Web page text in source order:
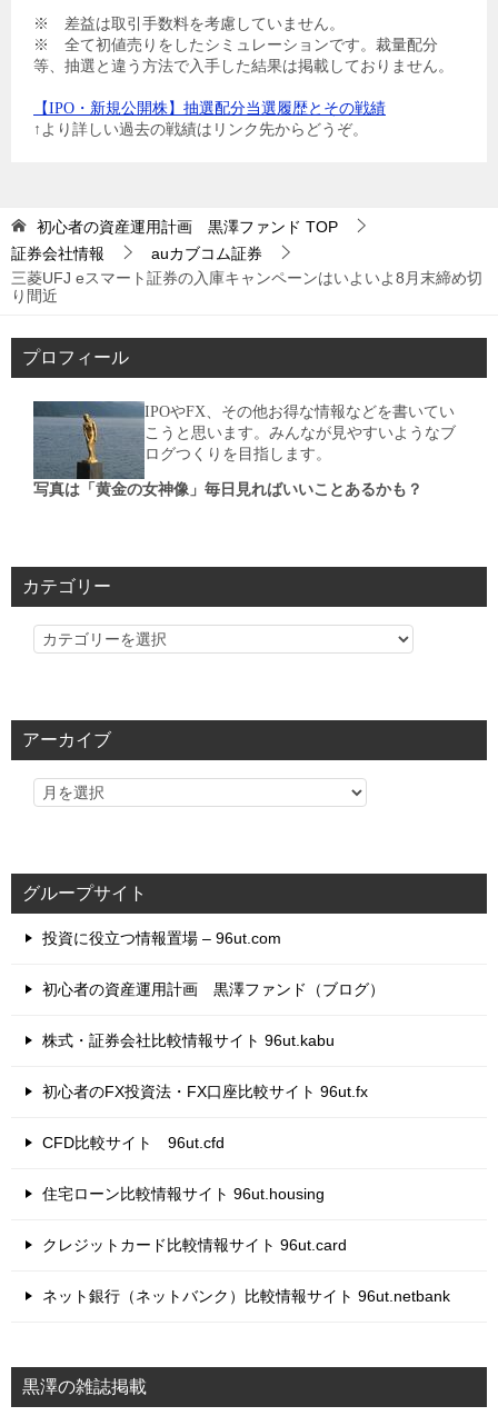
※ 差益は取引手数料を考慮していません。
※ 全て初値売りをしたシミュレーションです。裁量配分
等、抽選と違う方法で入手した結果は掲載しておりません。
【IPO・新規公開株】抽選配分当選履歴とその戦績
↑より詳しい過去の戦績はリンク先からどうぞ。
初心者の資産運用計画 黒澤ファンド TOP
証券会社情報
auカブコム証券
三菱UFJ eスマート証券の入庫キャンペーンはいよいよ8月末締め切
り間近
プロフィール
IPOやFX、その他お得な情報などを書いてい
こうと思います。みんなが見やすいようなブ
ログつくりを目指します。
写真は「黄金の女神像」毎日見ればいいことあるかも？
カテゴリー
カ
リ
アーカイブ
グループサイト
投資に役立つ情報置場 – 96ut.com
初心者の資産運用計画 黒澤ファンド（ブログ）
株式・証券会社比較情報サイト 96ut.kabu
初心者のFX投資法・FX口座比較サイト 96ut.fx
CFD比較サイト 96ut.cfd
住宅ローン比較情報サイト 96ut.housing
クレジットカード比較情報サイト 96ut.card
ネット銀行（ネットバンク）比較情報サイト 96ut.netbank
黒澤の雑誌掲載